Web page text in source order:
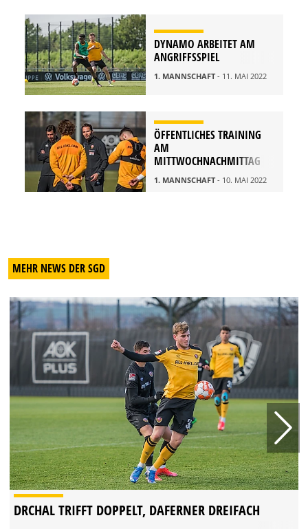
DYNAMO ARBEITET AM
ANGRIFFSSPIEL
1. MANNSCHAFT- 11. MAI 2022
ÖFFENTLICHES TRAINING
AM
MITTWOCHNACHMITTAG
1. MANNSCHAFT- 10. MAI 2022
MEHR NEWS DER SGD
DRCHAL TRIFFT DOPPELT, DAFERNER DREIFACH